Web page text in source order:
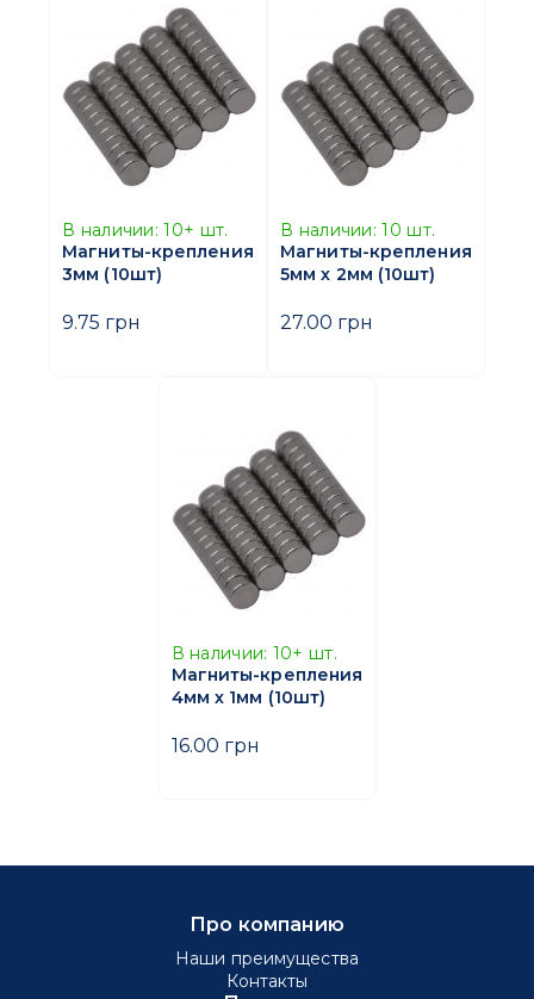
В наличии: 10+ шт.
Магниты-крепления
3мм (10шт)
9.75 грн
В наличии: 10 шт.
Магниты-крепления
5мм х 2мм (10шт)
27.00 грн
В наличии: 10+ шт.
Магниты-крепления
4мм х 1мм (10шт)
16.00 грн
Про компанию
Наши преимущества
Контакты